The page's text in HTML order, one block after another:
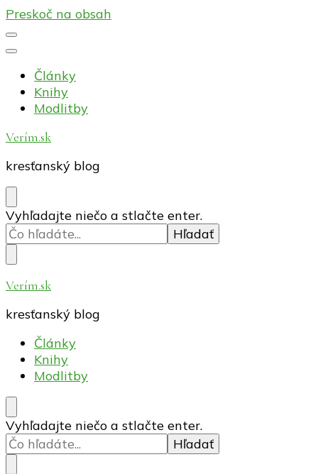
Preskoč na obsah
Články
Knihy
Modlitby
Verím.sk
kresťanský blog
Hľadáte
niečo?
Vyhľadajte niečo a stlačte enter.
Verím.sk
kresťanský blog
Články
Knihy
Modlitby
Hľadáte
niečo?
Vyhľadajte niečo a stlačte enter.